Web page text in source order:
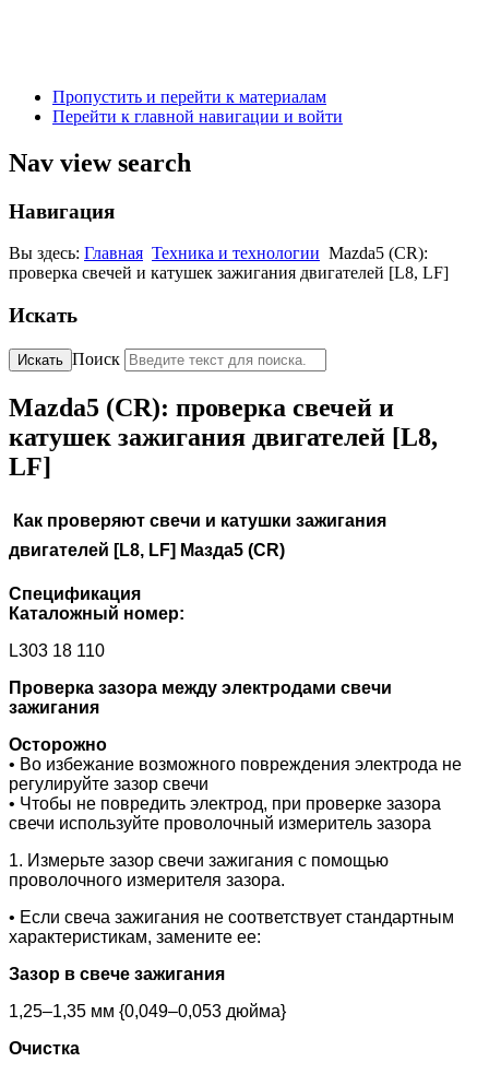
Пропустить и перейти к материалам
Перейти к главной навигации и войти
Nav view search
Навигация
Вы здесь: Главная Техника и технологии Mazda5 (CR):
проверка свечей и катушек зажигания двигателей [L8, LF]
Искать
Искать Поиск
Mazda5 (CR): проверка свечей и
катушек зажигания двигателей [L8,
LF]
Как проверяют свечи и катушки зажигания
двигателей [L8, LF] Мазда5 (CR)
Спецификация
Каталожный номер:
L303 18 110
Проверка зазора между электродами свечи
зажигания
Осторожно
• Во избежание возможного повреждения электрода не
регулируйте зазор свечи
• Чтобы не повредить электрод, при проверке зазора
свечи используйте проволочный измеритель зазора
1. Измерьте зазор свечи зажигания с помощью
проволочного измерителя зазора.
• Если свеча зажигания не соответствует стандартным
характеристикам, замените ее:
Зазор в свече зажигания
1,25–1,35 мм {0,049–0,053 дюйма}
Очистка